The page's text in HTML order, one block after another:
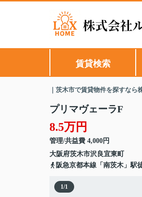
賃貸検索
｜茨木市で賃貸物件を探すなら
プリマヴェーラF
8.5万円
管理/共益費 4,000円
大阪府茨木市沢良宜東町
阪急京都本線「南茨木」駅
1/1